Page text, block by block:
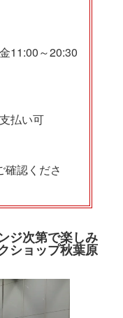
11:00～20:30
払い可
確認くださ
ジ次第で楽しみ
ショップ秋葉原